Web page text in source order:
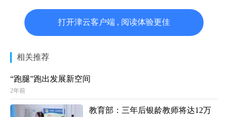
打开津云客户端 , 阅读体验更佳
相关推荐
“跑腿”跑出发展新空间
2年前
教育部：三年后银龄教师将达12万